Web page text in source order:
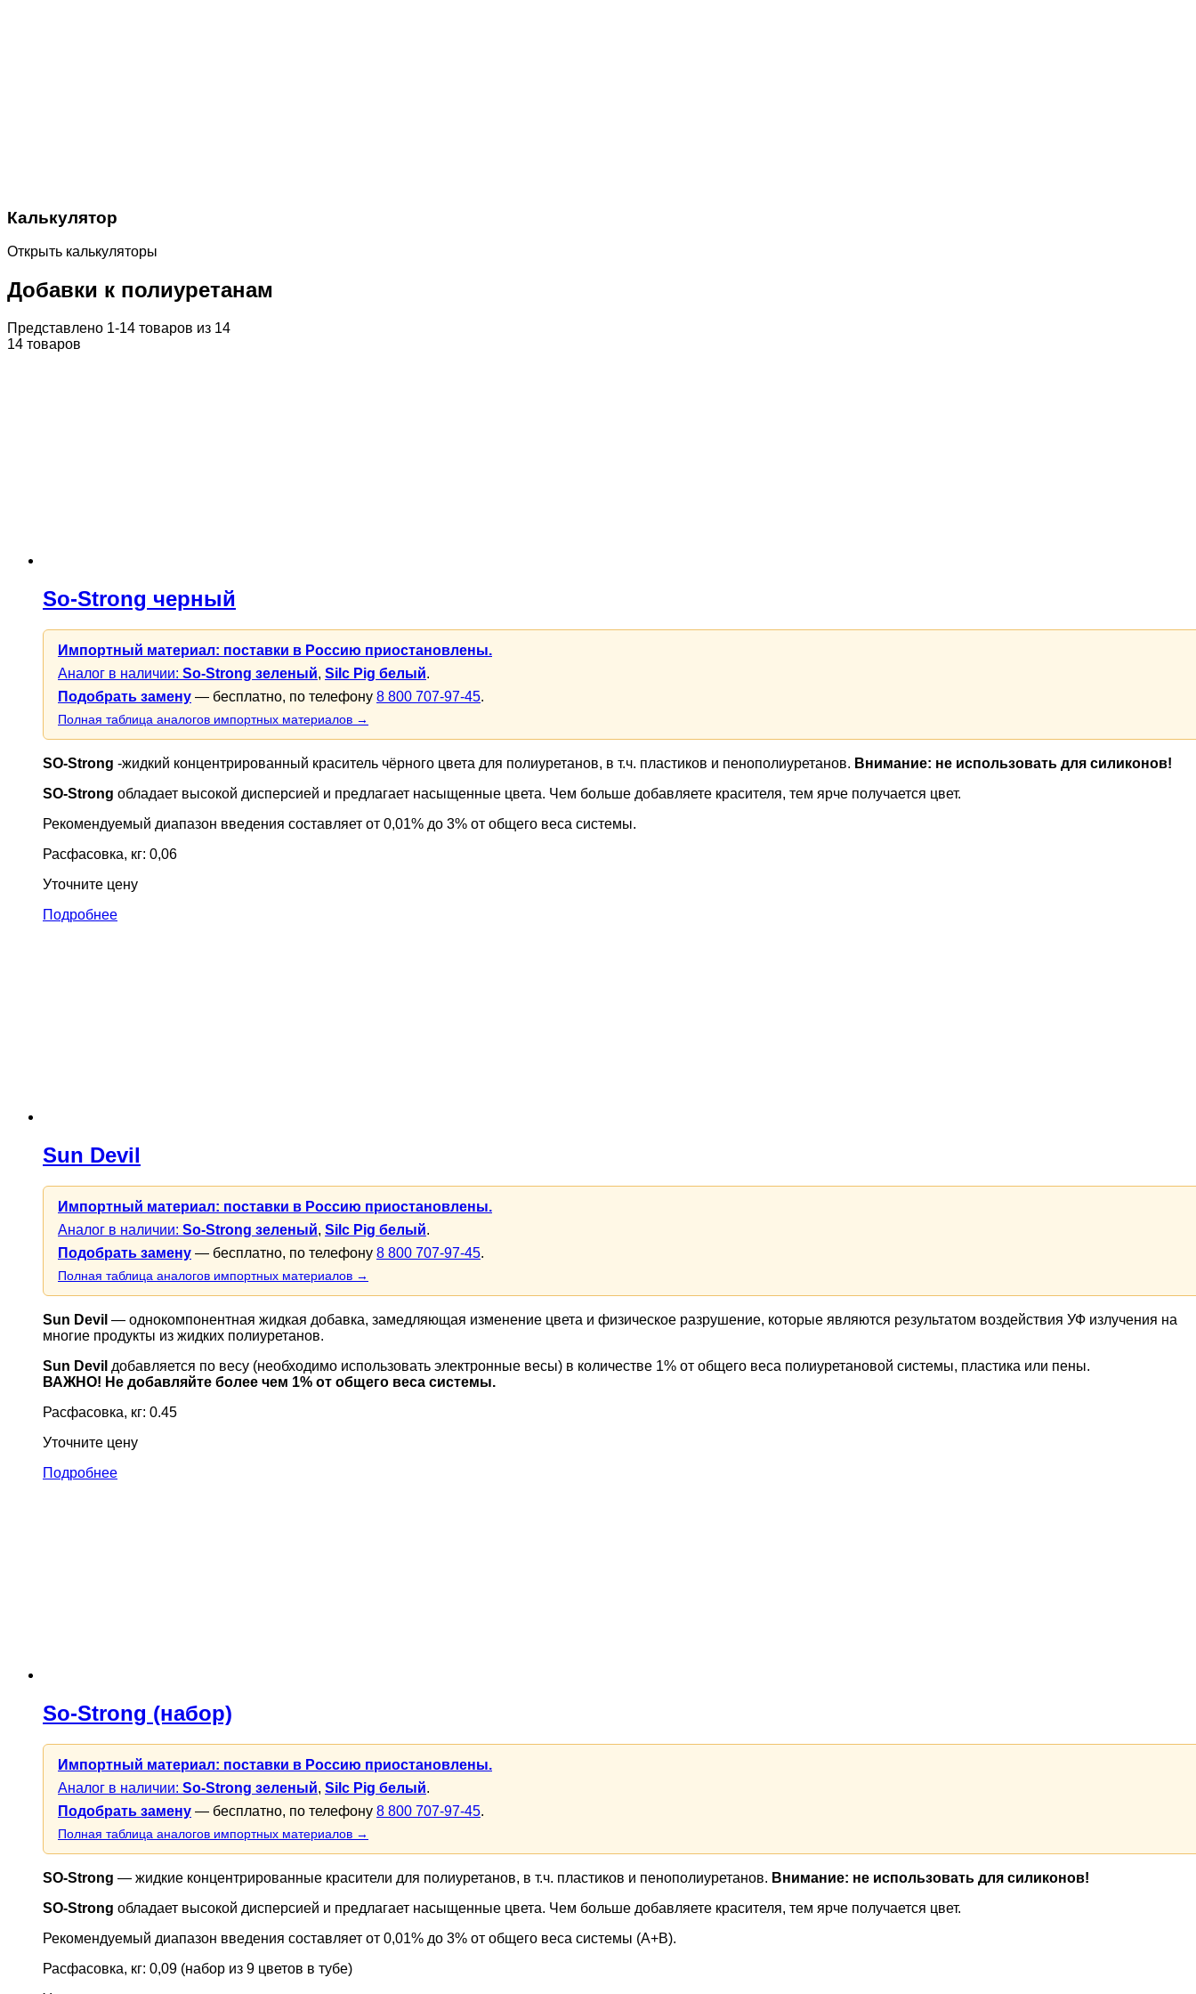
Калькулятор
Открыть калькуляторы
Добавки к полиуретанам
Представлено 1-14 товаров из 14
14 товаров
So-Strong черный
Импортный материал: поставки в Россию приостановлены.
Аналог в наличии: So-Strong зеленый, Silc Pig белый.
Подобрать замену — бесплатно, по телефону 8 800 707-97-45.
Полная таблица аналогов импортных материалов →
SO-Strong -жидкий концентрированный краситель чёрного цвета для полиуретанов, в т.ч. пластиков и пенополиуретанов. Внимание: не использовать для силиконов!
SO-Strong обладает высокой дисперсией и предлагает насыщенные цвета. Чем больше добавляете красителя, тем ярче получается цвет.
Рекомендуемый диапазон введения составляет от 0,01% до 3% от общего веса системы.
Расфасовка, кг: 0,06
Уточните цену
Подробнее
Sun Devil
Импортный материал: поставки в Россию приостановлены.
Аналог в наличии: So-Strong зеленый, Silc Pig белый.
Подобрать замену — бесплатно, по телефону 8 800 707-97-45.
Полная таблица аналогов импортных материалов →
Sun Devil — однокомпонентная жидкая добавка, замедляющая изменение цвета и физическое разрушение, которые являются результатом воздействия УФ излучения на
многие продукты из жидких полиуретанов.
Sun Devil добавляется по весу (необходимо использовать электронные весы) в количестве 1% от общего веса полиуретановой системы, пластика или пены.
ВАЖНО! Не добавляйте более чем 1% от общего веса системы.
Расфасовка, кг: 0.45
Уточните цену
Подробнее
So-Strong (набор)
Импортный материал: поставки в Россию приостановлены.
Аналог в наличии: So-Strong зеленый, Silc Pig белый.
Подобрать замену — бесплатно, по телефону 8 800 707-97-45.
Полная таблица аналогов импортных материалов →
SO-Strong — жидкие концентрированные красители для полиуретанов, в т.ч. пластиков и пенополиуретанов. Внимание: не использовать для силиконов!
SO-Strong обладает высокой дисперсией и предлагает насыщенные цвета. Чем больше добавляете красителя, тем ярче получается цвет.
Рекомендуемый диапазон введения составляет от 0,01% до 3% от общего веса системы (А+В).
Расфасовка, кг: 0,09 (набор из 9 цветов в тубе)